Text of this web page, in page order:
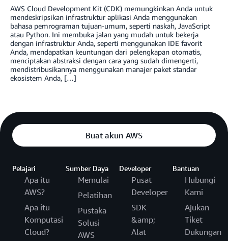
AWS Cloud Development Kit (CDK) memungkinkan Anda untuk
mendeskripsikan infrastruktur aplikasi Anda menggunakan
bahasa pemrograman tujuan-umum, seperti naskah, JavaScript
atau Python. Ini membuka jalan yang mudah untuk bekerja
dengan infrastruktur Anda, seperti menggunakan IDE favorit
Anda, mendapatkan keuntungan dari pelengkapan otomatis,
menciptakan abstraksi dengan cara yang sudah dimengerti,
mendistribusikannya menggunakan manajer paket standar
ekosistem Anda, […]
Buat akun AWS
Pelajari
Apa itu
AWS?
Apa itu
Komputasi
Cloud?
Sumber Daya
Memulai
Pelatihan
Pustaka
Solusi
AWS
Developer
Pusat
Developer
SDK
&amp;
Alat
Bantuan
Hubungi
Kami
Ajukan
Tiket
Dukungan